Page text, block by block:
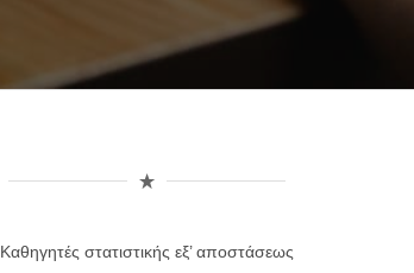
Καθηγητές στατιστικής εξ’ αποστάσεως